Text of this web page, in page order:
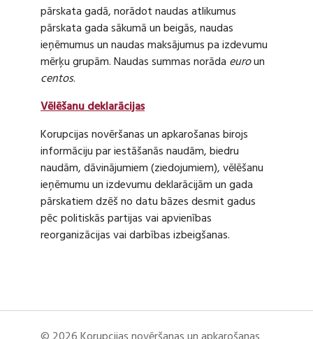
pārskata gadā, norādot naudas atlikumus
pārskata gada sākumā un beigās, naudas
ieņēmumus un naudas maksājumus pa izdevumu
mērķu grupām. Naudas summas norāda euroun
centos.
Vēlēšanu deklarācijas
Korupcijas novēršanas un apkarošanas birojs
informāciju par iestāšanās naudām, biedru
naudām, dāvinājumiem (ziedojumiem), vēlēšanu
ieņēmumu un izdevumu deklarācijām un gada
pārskatiem dzēš no datu bāzes desmit gadus
pēc politiskās partijas vai apvienības
reorganizācijas vai darbības izbeigšanas.